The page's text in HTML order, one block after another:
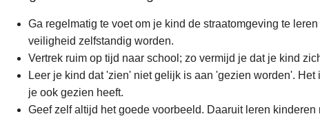
Ga regelmatig te voet om je kind de straatomgeving te
veiligheid zelfstandig worden.
Vertrek ruim op tijd naar school; zo vermijd je dat je kind
Leer je kind dat 'zien' niet gelijk is aan 'gezien worden'.
je ook gezien heeft.
Geef zelf altijd het goede voorbeeld. Daaruit leren kinderen